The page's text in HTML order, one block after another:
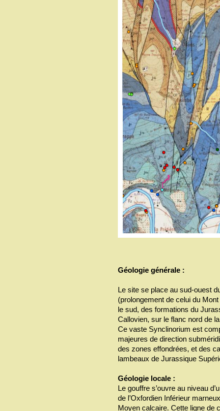
Géologie générale :
Le site se place au sud-ouest
(prolongement de celui du
le sud, des formations du
Callovien, sur le flanc nord de
Ce vaste Synclinorium est
majeures de direction
des zones effondrées, et des
lambeaux de Jurassique
Géologie locale :
Le gouffre s’ouvre au niveau
de l’Oxfordien Inférieur
Moyen calcaire. Cette ligne de